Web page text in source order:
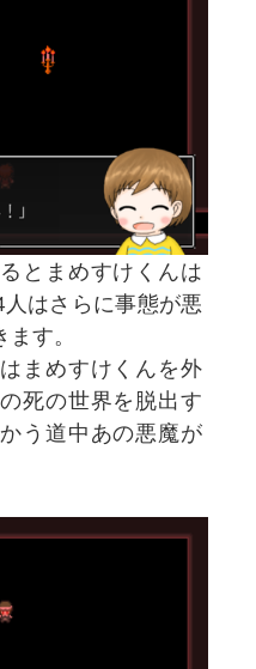
とまめすけくんは
はさらに事態が悪
す。
まめすけくんを外
死の世界を脱出す
う道中あの悪魔が